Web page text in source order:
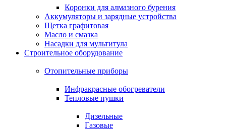
Коронки для алмазного бурения
Аккумуляторы и зарядные устройства
Щетка графитовая
Масло и смазка
Насадки для мультитула
Строительное оборудование
Отопительные приборы
Инфракрасные обогреватели
Тепловые пушки
Дизельные
Газовые